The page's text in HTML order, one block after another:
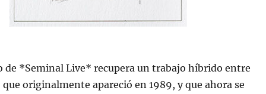
de *Seminal Live* recupera un trabajo híbrido entre
originalmente apareció en 1989, y que ahora se